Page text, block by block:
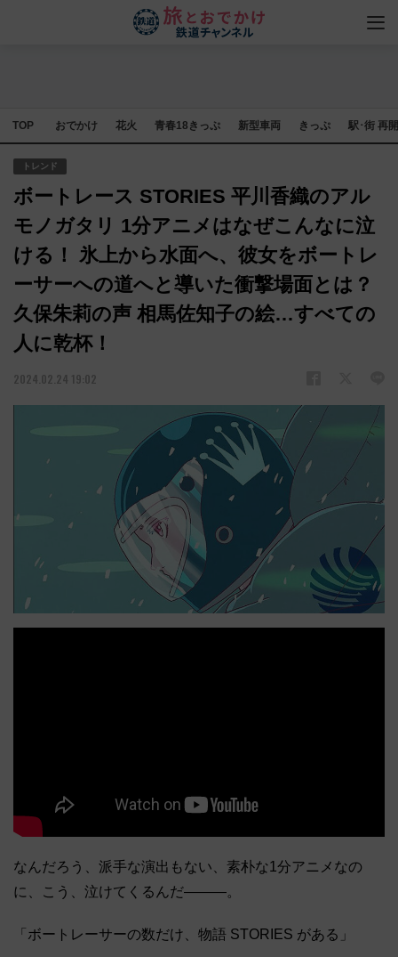
TOP おでかけ 花火 青春18きっぷ 新型車両 きっぷ 駅･街 再
トレンド
ボートレース STORIES 平川香織のアル
モノガタリ 1分アニメはなぜこんなに泣
ける！ 氷上から水面へ、彼女をボートレ
ーサーへの道へと導いた衝撃場面とは？
久保朱莉の声 相馬佐知子の絵…すべての
人に乾杯！
2024.02.24 19:02
なんだろう、派手な演出もない、素朴な1分アニメなの
に、こう、泣けてくるんだ―――。
「ボートレーサーの数だけ、物語 STORIES がある」